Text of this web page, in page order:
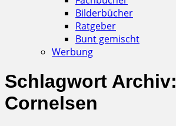
Bilderbücher
Ratgeber
Bunt gemischt
Werbung
Schlagwort Archiv:
Cornelsen